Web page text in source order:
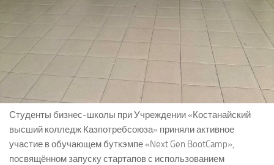
Студенты бизнес-школы при Учреждении «Костанайский
высший колледж Казпотребсоюза» приняли активное
участие в обучающем буткэмпе «Next Gen BootCamp»,
посвящённом запуску стартапов с использованием